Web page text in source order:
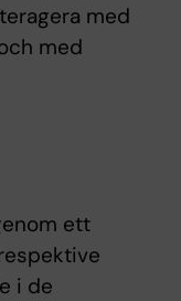
med
med
ett
i de